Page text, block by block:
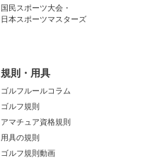
国民スポーツ大会・
日本スポーツマスターズ
規則・用具
ゴルフルールコラム
ゴルフ規則
アマチュア資格規則
用具の規則
ゴルフ規則動画